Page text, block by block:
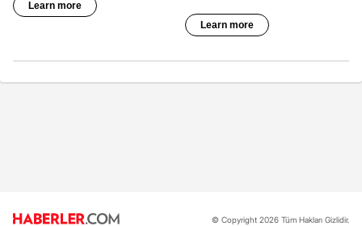
© Copyright 2026 Tüm Hakları Gizlidir.